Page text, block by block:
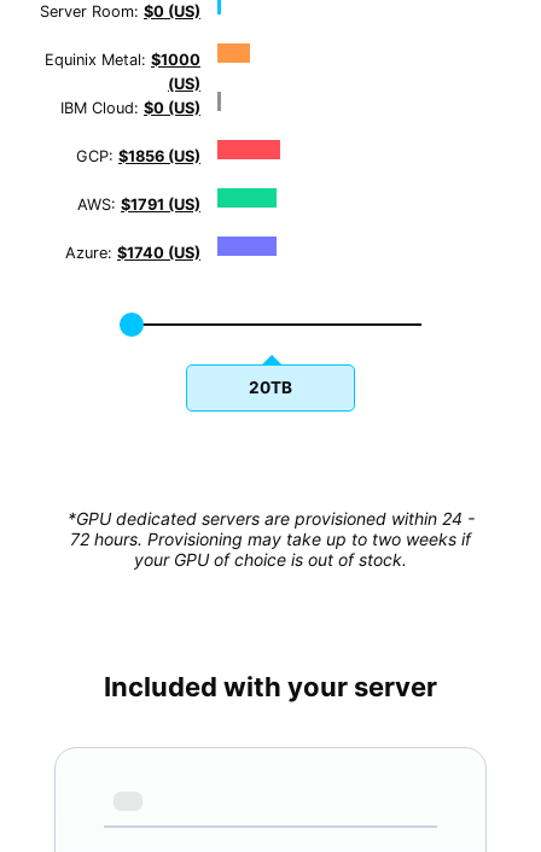
Server Room: $0 (US)
Equinix Metal: $1000
(US)
IBM Cloud: $0 (US)
GCP: $1856 (US)
AWS: $1791 (US)
Azure: $1740 (US)
20TB
*GPU dedicated servers are provisioned within 24 -
72 hours. Provisioning may take up to two weeks if
your GPU of choice is out of stock.
Included with your server